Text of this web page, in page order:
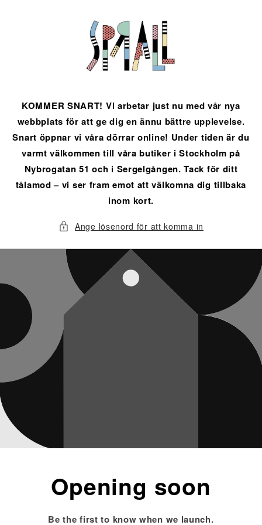
KOMMER SNART! Vi arbetar just nu med vår nya
webbplats för att ge dig en ännu bättre upplevelse.
Snart öppnar vi våra dörrar online! Under tiden är du
varmt välkommen till våra butiker i Stockholm på
Nybrogatan 51 och i Sergelgången. Tack för ditt
tålamod – vi ser fram emot att välkomna dig tillbaka
inom kort.
Ange lösenord för att komma in
Opening soon
Be the first to know when we launch.